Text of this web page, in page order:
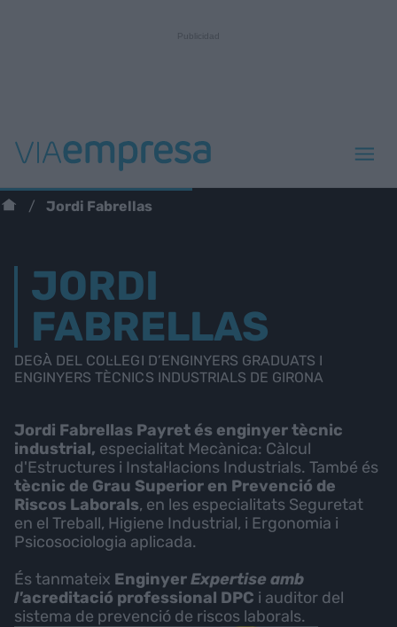
Jordi Fabrellas
JORDI
FABRELLAS
DEGÀ DEL COL·LEGI D’ENGINYERS GRADUATS I
ENGINYERS TÈCNICS INDUSTRIALS DE GIRONA
Jordi Fabrellas Payret és enginyer tècnic
industrial, especialitat Mecànica: Càlcul
d'Estructures i Instal·lacions Industrials. També és
tècnic de Grau Superior en Prevenció de
Riscos Laborals, en les especialitats Seguretat
en el Treball, Higiene Industrial, i Ergonomia i
Psicosociologia aplicada.
És tanmateix EnginyerExpertise amb
l'acreditació professional DPC i auditor del
sistema de prevenció de riscos laborals.